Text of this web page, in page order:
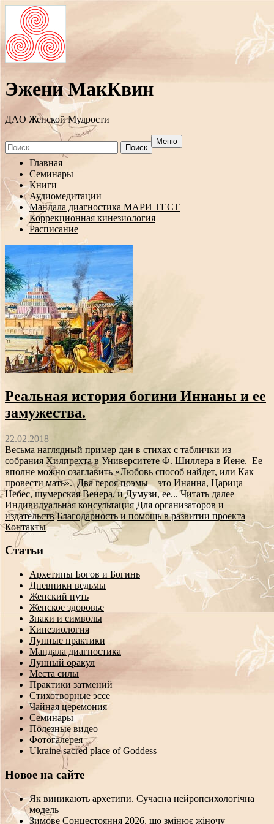
Эжени МакКвин
ДAO Женской Мудрости
Search
for:
Меню
Перейти
содержанию
Главная
Семинары
Книги
Аудиомедитации
Мандала диагностика МАРИ ТЕСТ
Коррекционная кинезиология
Расписание
Реальная история богини Иннаны и ее
замужества.
22.02.2018
Весьма наглядный пример дан в стихах с таблички из
собрания Хилпрехта в Университете Ф. Шиллера в Йене. Ее
вполне можно озаглавить «Любовь способ найдет, или Как
провести мать». Два героя поэмы – это Инанна, Царица
Небес, шумерская Венера, и Думузи, ее...Читать далее
Индивидуальная консультация Для организаторов и
издательств Благодарность и помощь в развитии проекта
Контакты
Статьи
Архетипы Богов и Богинь
Дневники ведьмы
Женский путь
Женское здоровье
Знаки и символы
Кинезиология
Лунные практики
Мандала диагностика
Лунный оракул
Места силы
Практики затмений
Стихотворные эссе
Чайная церемония
Семинары
Полезные видео
Фотогалерея
Ukraine sacred place of Goddess
Новое на сайте
Як виникають архетипи. Сучасна нейропсихологічна
модель
Зимове Сонцестояння 2026, що змінює жіночу